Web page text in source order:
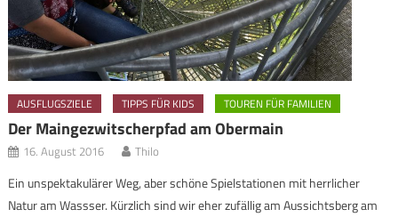
AUSFLUGSZIELE TIPPS FÜR KIDS TOUREN FÜR FAMILIEN
Der Maingezwitscherpfad am Obermain
16. August 2016 Thilo
Ein unspektakulärer Weg, aber schöne Spielstationen mit herrlicher
Natur am Wassser. Kürzlich sind wir eher zufällig am Aussichtsberg am